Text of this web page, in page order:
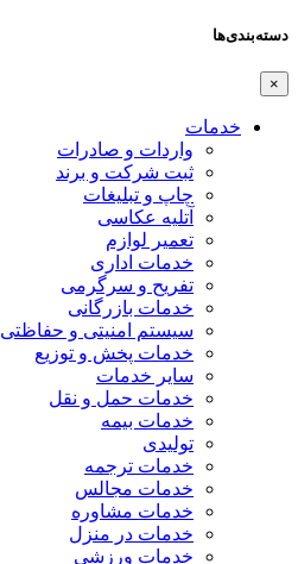
دسته‌بندی‌ها
×
خدمات
واردات و صادرات
ثبت شرکت و برند
چاپ و تبلیغات
آتلیه عکاسی
تعمیر لوازم
خدمات اداری
تفریح و سرگرمی
خدمات بازرگانی
سیستم امنیتی و حفاظتی
خدمات پخش و توزیع
سایر خدمات
خدمات حمل و نقل
خدمات بیمه
تولیدی
خدمات ترجمه
خدمات مجالس
خدمات مشاوره
خدمات در منزل
خدمات ورزشی